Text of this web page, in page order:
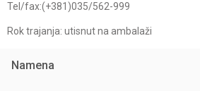
Tel/fax:(+381)035/562-999
Rok trajanja: utisnut na ambalaži
Namena